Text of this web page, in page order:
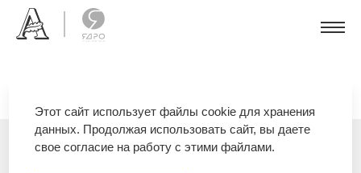
Этот сайт использует файлы cookie для хранения
данных. Продолжая использовать сайт, вы даете
свое согласие на работу с этими файлами.